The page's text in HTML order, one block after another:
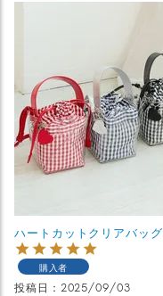
ハートカットクリアバッグ
購入者
投稿日 2025/09/03